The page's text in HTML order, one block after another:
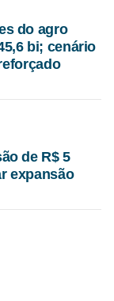
do agro
bi; cenário
de R$ 5
expansão